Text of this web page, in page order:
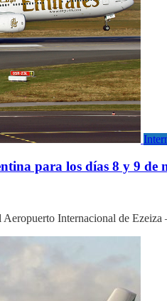
para los días 8 y 9 de
Internacional de